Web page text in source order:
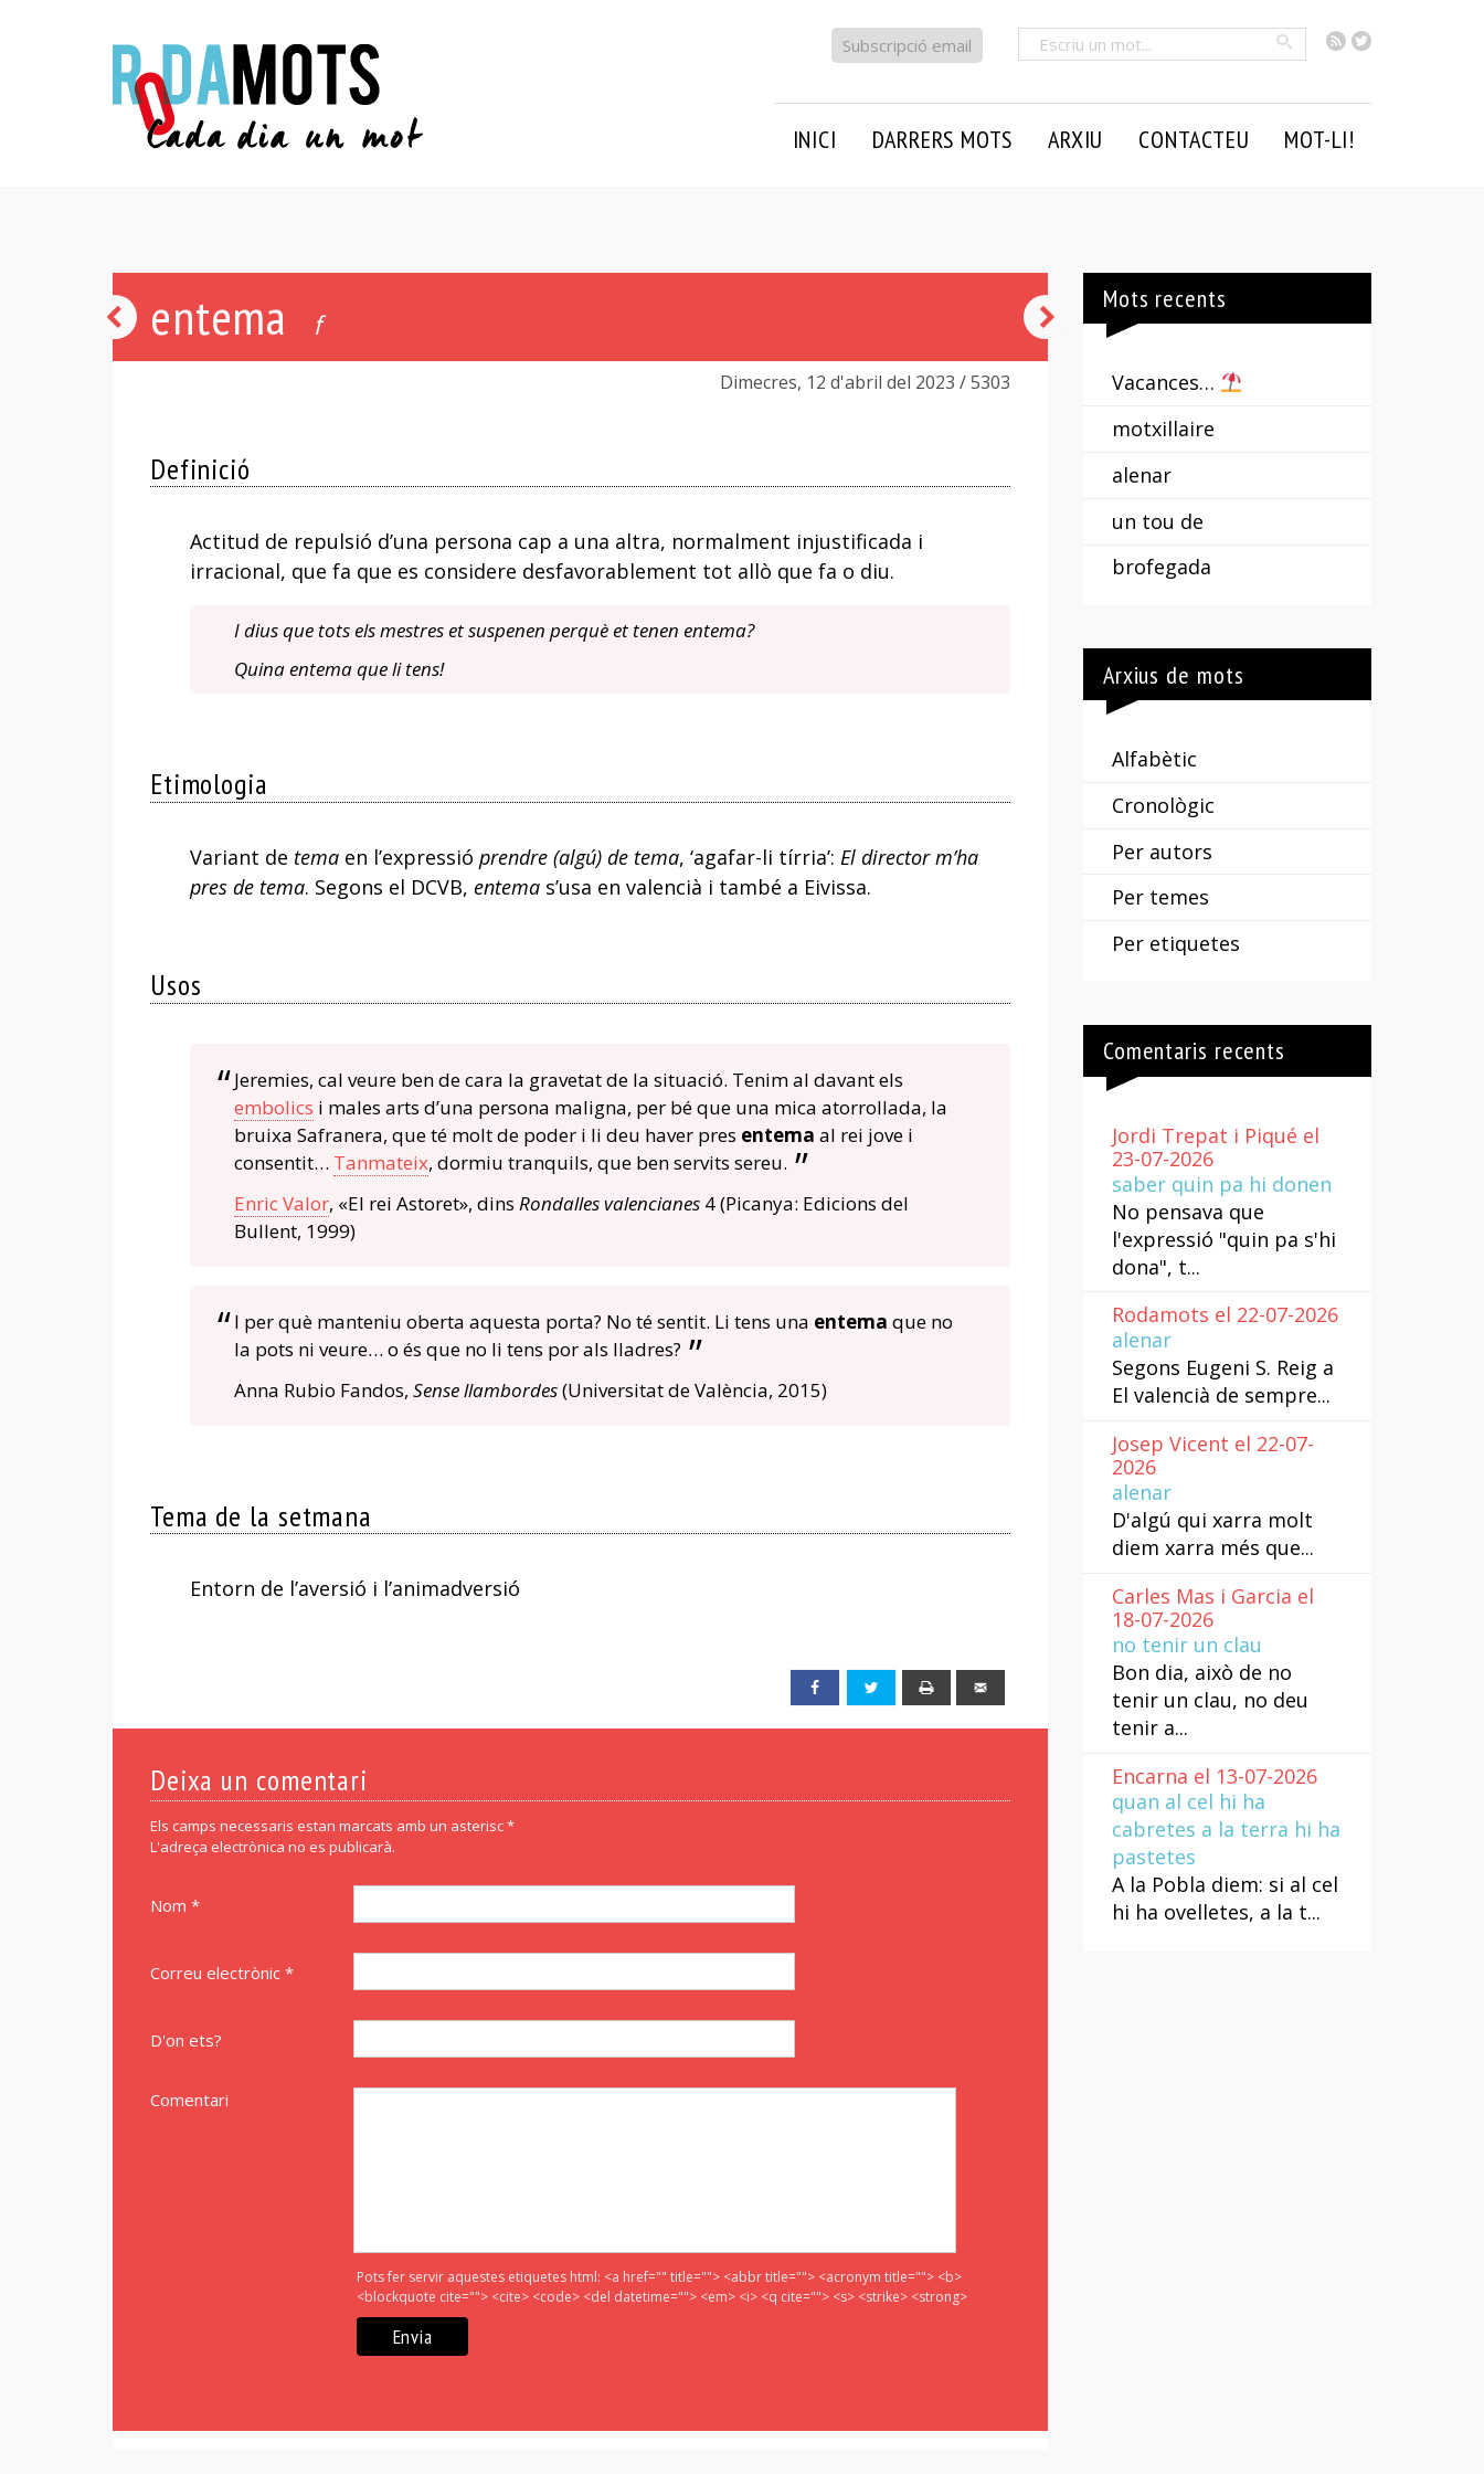
RSSTwitter
Cercar
Subscripció email
INICI DARRERS MOTS ARXIU CONTACTEU MOT-LI!
entema f
Dimecres, 12 d'abril del 2023 / 5303
Definició
Actitud de repulsió d’una persona cap a una altra, normalment injustificada i
irracional, que fa que es considere desfavorablement tot allò que fa o diu.
I dius que tots els mestres et suspenen perquè et tenen entema?
Quina entema que li tens!
Etimologia
Variant de temaen l’expressió prendre (algú) de tema, ‘agafar-li tírria’: El director m’ha
pres de tema. Segons el DCVB, entemas’usa en valencià i també a Eivissa.
Usos
Jeremies, cal veure ben de cara la gravetat de la situació. Tenim al davant els
embolics i males arts d’una persona maligna, per bé que una mica atorrollada, la
bruixa Safranera, que té molt de poder i li deu haver pres entema al rei jove i
consentit… Tanmateix, dormiu tranquils, que ben servits sereu.
Enric Valor, «El rei Astoret», dins Rondalles valencianes4 (Picanya: Edicions del
Bullent, 1999)
I per què manteniu oberta aquesta porta? No té sentit. Li tens una entema que no
la pots ni veure… o és que no li tens por als lladres?
Anna Rubio Fandos, Sense llambordes(Universitat de València, 2015)
Tema de la setmana
Entorn de l’aversió i l’animadversió
Facebook Twitter
Deixa un comentari
Els camps necessaris estan marcats amb un asterisc *
L'adreça electrònica no es publicarà.
Nom *
Correu electrònic *
D'on ets?
Comentari
Pots fer servir aquestes etiquetes html: <a href="" title=""> <abbr title=""> <acronym title=""> <b>
<blockquote cite=""> <cite> <code> <del datetime=""> <em> <i> <q cite=""> <s> <strike> <strong>
tenir
entravessat
tenir-
Mots recents
Vacances…
motxillaire
alenar
un tou de
brofegada
Arxius de mots
Alfabètic
Cronològic
Per autors
Per temes
Per etiquetes
Comentaris recents
Jordi Trepat i Piqué el
23-07-2026
saber quin pa hi donen
No pensava que
l'expressió "quin pa s'hi
dona", t...
Rodamots el 22-07-2026
alenar
Segons Eugeni S. Reig a
El valencià de sempre...
Josep Vicent el 22-07-
2026
alenar
D'algú qui xarra molt
diem xarra més que...
Carles Mas i Garcia el
18-07-2026
no tenir un clau
Bon dia, això de no
tenir un clau, no deu
tenir a...
Encarna el 13-07-2026
quan al cel hi ha
cabretes a la terra hi ha
pastetes
A la Pobla diem: si al cel
hi ha ovelletes, a la t...